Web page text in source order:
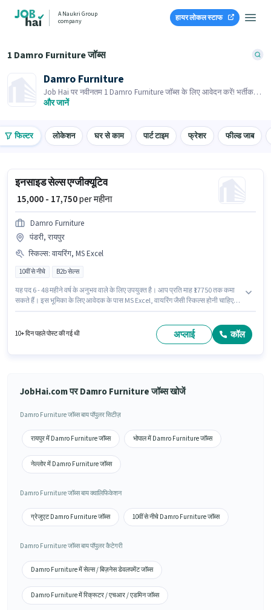
A Naukri Group
company
हायर लोकल स्टाफ
1 Damro Furniture जॉब्स
Damro Furniture
Job Hai पर नवीनतम 1 Damro Furniture जॉब्स के लिए आवेदन करें! भर्तीकर्ता
के पास आपके क्षेत्र में तत्काल रिक्तियां हैं।
और जानें
फिल्टर लोकेशन घर से काम पार्ट टाइम फ्रेशर फील्ड जाब
इनसाइड सेल्स एग्जीक्यूटिव
₹ 15,000 - 17,750per महीना
Damro Furniture
पंडरी, रायपुर
स्किल्स: वायरिंग, MS Excel
10वीं से नीचे B2b सेल्स
यह पद 6 - 48 महीने वर्ष के अनुभव वाले के लिए उपयुक्त है। आप प्रति माह ₹17750 तक कमा
सकते हैं। इस भूमिका के लिए आवेदक के पास MS Excel, वायरिंग जैसी स्किल्स होनी चाहिए।
Fixed वेतन संरचना मिलती है।
10+ दिन पहले पोस्ट की गई थी अप्लाई कॉल
JobHai.com पर Damro Furniture जॉब्स खोजें
Damro Furniture जॉब्स बाय पॉपुलर सिटीज़
रायपुर में Damro Furniture जॉब्स भोपाल में Damro Furniture जॉब्स
नेल्लोर में Damro Furniture जॉब्स
Damro Furniture जॉब्स बाय क्वालिफिकेशन
ग्रेजुएट Damro Furniture जॉब्स 10वीं से नीचे Damro Furniture जॉब्स
Damro Furniture जॉब्स बाय पॉपुलर कैटेगरी
Damro Furniture में सेल्स / बिज़नेस डेवलपमेंट जॉब्स
Damro Furniture में रिक्रूटर / एचआर / एडमिन जॉब्स